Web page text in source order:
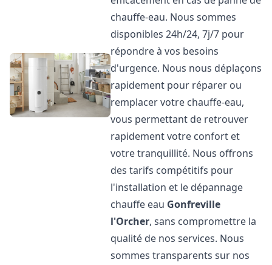
chauffe-eau. Nous sommes
disponibles 24h/24, 7j/7 pour
répondre à vos besoins
d'urgence. Nous nous déplaçons
rapidement pour réparer ou
remplacer votre chauffe-eau,
vous permettant de retrouver
rapidement votre confort et
votre tranquillité. Nous offrons
des tarifs compétitifs pour
l'installation et le dépannage
chauffe eau Gonfreville
l'Orcher, sans compromettre la
qualité de nos services. Nous
sommes transparents sur nos